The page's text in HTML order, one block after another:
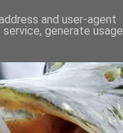
and user-agent
generate usage